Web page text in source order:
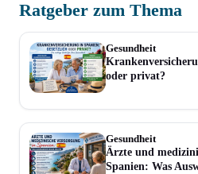
Ratgeber zum Thema
Gesundheit
oder privat?
Gesundheit
Ärzte und
Spanien: Was